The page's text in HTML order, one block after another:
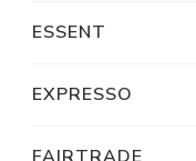
ESSENT
EXPRESSO
FAIRTRADE